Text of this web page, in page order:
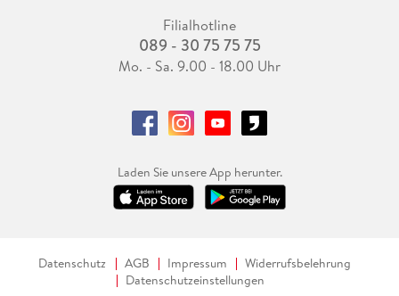
Filialhotline
089 - 30 75 75 75
Mo. - Sa. 9.00 - 18.00 Uhr
Laden Sie unsere App herunter.
Datenschutz AGB Impressum
Widerrufsbelehrung
Datenschutzeinstellungen